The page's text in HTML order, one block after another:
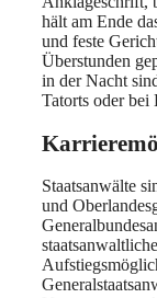
hält am Ende
und feste
Überstunden
in der Nacht
Tatorts oder bei
Staatsanwälte
und